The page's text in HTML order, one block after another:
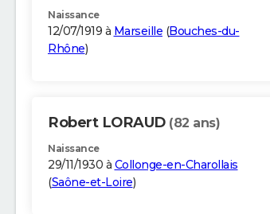
Naissance
12/07/1919 à Marseille (Bouches-du-
Rhône)
Robert LORAUD (82 ans)
Naissance
29/11/1930 à Collonge-en-Charollais
(Saône-et-Loire)